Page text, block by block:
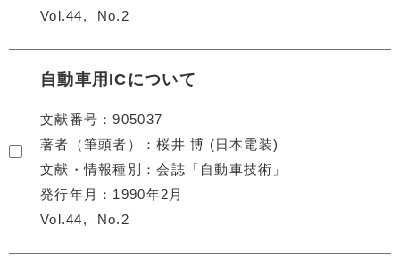
Vol.44
No.2
自動車用ICについて
文献番号
905037
著者（筆頭者）
桜井 博 (日本電装)
文献・情報種別
会誌「自動車技術」
発行年月
1990年2月
Vol.44
No.2